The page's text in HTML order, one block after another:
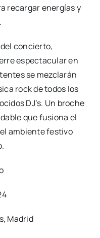
recargar energías y
concierto,
espectacular en
se mezclarán
rock de todos los
DJ’s. Un broche
que fusiona el
ambiente festivo
Madrid